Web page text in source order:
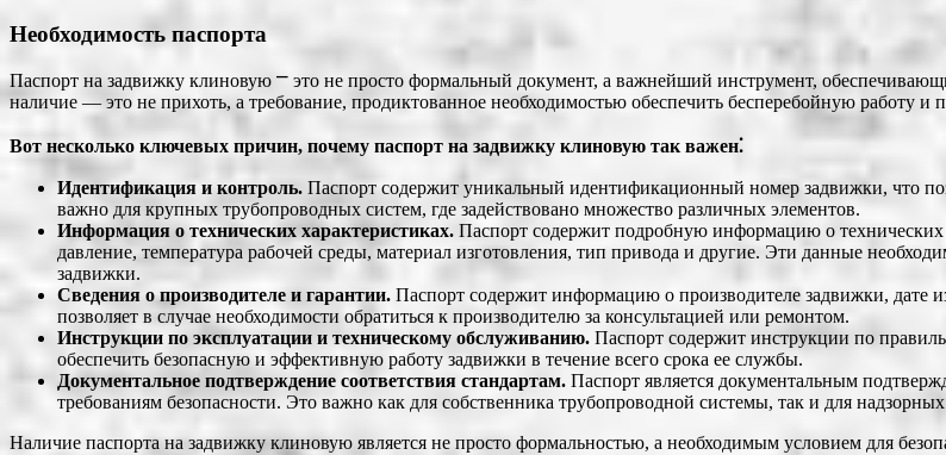
Необходимость паспорта
Паспорт на задвижку клиновую ⎻ это не просто формальный документ, а важнейший инструмент,
наличие ― это не прихоть, а требование, продиктованное необходимостью обеспечить бесперебойную работу и
Вот несколько ключевых причин, почему паспорт на задвижку клиновую так важен⁚
Идентификация и контроль. Паспорт содержит уникальный идентификационный номер задвижки, что
важно для крупных трубопроводных систем, где задействовано множество различных элементов.
Информация о технических характеристиках. Паспорт содержит подробную информацию о технических
давление, температура рабочей среды, материал изготовления, тип привода и другие. Эти данные
задвижки.
Сведения о производителе и гарантии. Паспорт содержит информацию о производителе задвижки, дате
позволяет в случае необходимости обратиться к производителю за консультацией или ремонтом.
Инструкции по эксплуатации и техническому обслуживанию. Паспорт содержит инструкции по
обеспечить безопасную и эффективную работу задвижки в течение всего срока ее службы.
Документальное подтверждение соответствия стандартам. Паспорт является документальным
требованиям безопасности. Это важно как для собственника трубопроводной системы, так и для
Наличие паспорта на задвижку клиновую является не просто формальностью, а необходимым условием для